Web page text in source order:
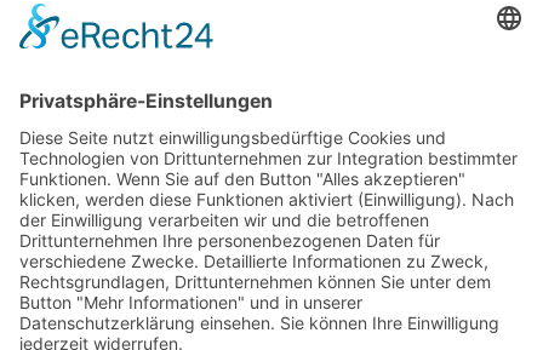
Erstgespräch buchen!